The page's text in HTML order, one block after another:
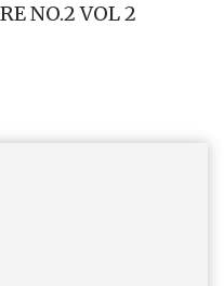
NO.2 VOL 2